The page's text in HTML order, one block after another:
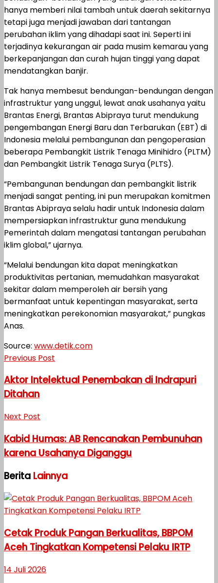
hanya memberi nilai tambah untuk daerah sekitarnya
tetapi juga menjadi jawaban dari tantangan
perubahan iklim yang dihadapi saat ini. Seperti ini
terjadinya kekurangan air pada musim kemarau yang
berkepanjangan dan curah hujan tinggi yang dapat
mendatangkan banjir.
Tak hanya membesut bendungan-bendungan dengan
infrastruktur yang unggul, lewat anak usahanya yaitu
Brantas Energi, Brantas Abipraya turut mendukung
pengembangan Energi Baru dan Terbarukan (EBT) di
Indonesia melalui pembangunan dan pengoperasian
beberapa Pembangkit Listrik Tenaga Minihidro (PLTM)
dan Pembangkit Listrik Tenaga Surya (PLTS).
“Pembangunan bendungan dan pembangkit listrik
menjadi sangat penting, ini pun merupakan komitmen
Brantas Abipraya selalu hadir untuk Indonesia dalam
mempersiapkan infrastruktur guna mendukung
Pemerintah dalam mengatasi tantangan perubahan
iklim global,” ujarnya.
“Melalui bendungan kita dapat meningkatkan
produktivitas pertanian, memudahkan masyarakat
sekitar dalam memperoleh air bersih yang
bermanfaat untuk kepentingan masyarakat, serta
meningkatkan perekonomian masyarakat,” pungkas
Anas.
Source: www.detik.com
Previous Post
Aktor Intelektual Penembakan di Indrapuri
Ditahan
Next Post
Kabid Humas: AB Rencanakan Pembunuhan
karena Usahanya Diganggu
Berita Lainnya
Cetak Produk Pangan Berkualitas, BBPOM
Aceh Tingkatkan Kompetensi Pelaku IRTP
14 Juli 2026